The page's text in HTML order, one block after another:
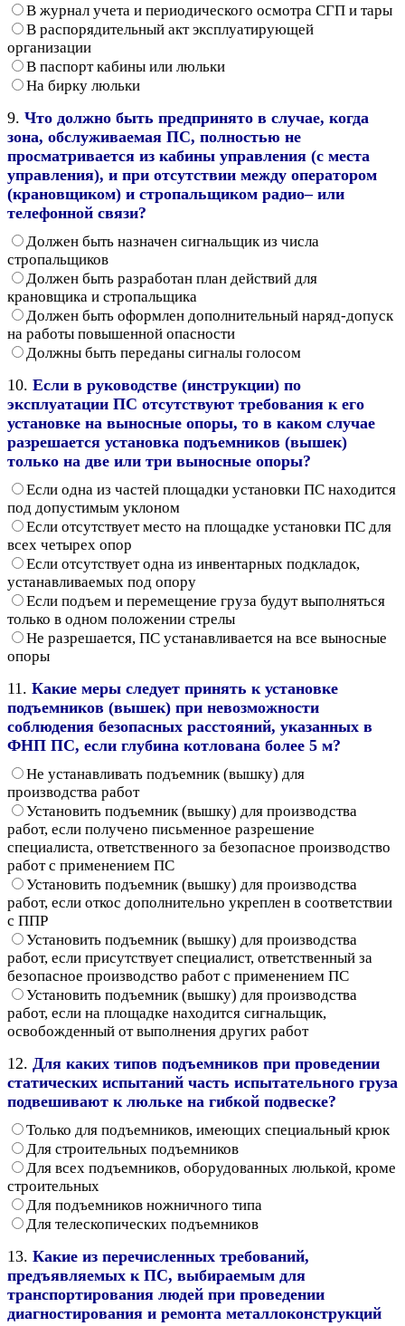
В журнал учета и периодического осмотра СГП и тары
В распорядительный акт эксплуатирующей
организации
В паспорт кабины или люльки
На бирку люльки
9. Что должно быть предпринято в случае, когда
зона, обслуживаемая ПС, полностью не
просматривается из кабины управления (с места
управления), и при отсутствии между оператором
(крановщиком) и стропальщиком радио– или
телефонной связи?
Должен быть назначен сигнальщик из числа
стропальщиков
Должен быть разработан план действий для
крановщика и стропальщика
Должен быть оформлен дополнительный наряд-допуск
на работы повышенной опасности
Должны быть переданы сигналы голосом
10. Если в руководстве (инструкции) по
эксплуатации ПС отсутствуют требования к его
установке на выносные опоры, то в каком случае
разрешается установка подъемников (вышек)
только на две или три выносные опоры?
Если одна из частей площадки установки ПС находится
под допустимым уклоном
Если отсутствует место на площадке установки ПС для
всех четырех опор
Если отсутствует одна из инвентарных подкладок,
устанавливаемых под опору
Если подъем и перемещение груза будут выполняться
только в одном положении стрелы
Не разрешается, ПС устанавливается на все выносные
опоры
11. Какие меры следует принять к установке
подъемников (вышек) при невозможности
соблюдения безопасных расстояний, указанных в
ФНП ПС, если глубина котлована более 5 м?
Не устанавливать подъемник (вышку) для
производства работ
Установить подъемник (вышку) для производства
работ, если получено письменное разрешение
специалиста, ответственного за безопасное производство
работ с применением ПС
Установить подъемник (вышку) для производства
работ, если откос дополнительно укреплен в соответствии
с ППР
Установить подъемник (вышку) для производства
работ, если присутствует специалист, ответственный за
безопасное производство работ с применением ПС
Установить подъемник (вышку) для производства
работ, если на площадке находится сигнальщик,
освобожденный от выполнения других работ
12. Для каких типов подъемников при проведении
статических испытаний часть испытательного груза
подвешивают к люльке на гибкой подвеске?
Только для подъемников, имеющих специальный крюк
Для строительных подъемников
Для всех подъемников, оборудованных люлькой, кроме
строительных
Для подъемников ножничного типа
Для телескопических подъемников
13. Какие из перечисленных требований,
предъявляемых к ПС, выбираемым для
транспортирования людей при проведении
диагностирования и ремонта металлоконструкций